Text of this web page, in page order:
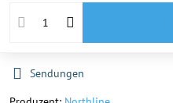
Sendungen